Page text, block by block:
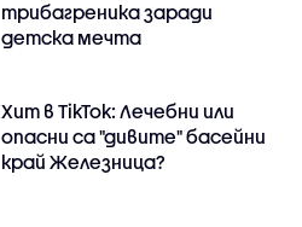
трибагреника заради
детска мечта
Хит в TikTok: Лечебни или
опасни са "дивите" басейни
край Железница?